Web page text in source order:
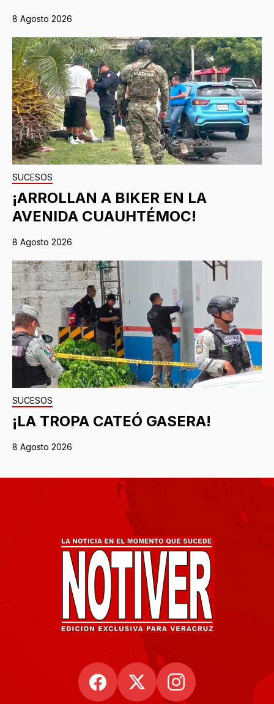
8 Agosto 2026
SUCESOS
¡ARROLLAN A BIKER EN LA
AVENIDA CUAUHTÉMOC!
8 Agosto 2026
SUCESOS
¡LA TROPA CATEÓ GASERA!
8 Agosto 2026